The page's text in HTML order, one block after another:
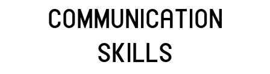
COMMUNICATION
SKILLS